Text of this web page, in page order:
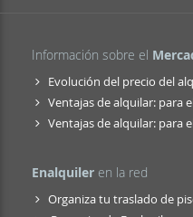
Información sobre el
Evolución del precio del
Ventajas de alquilar: para
Ventajas de alquilar: para
Enalquiler en la red
Organiza tu traslado de